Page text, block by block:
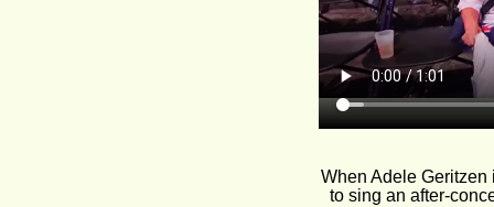
When Adele
to sing an after-